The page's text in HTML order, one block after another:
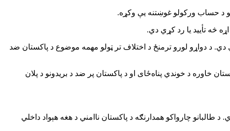
د حساب ورکولو غوښتنه یې وکړه.
څه تأیید یا رد کړي دي.
د دواړو لورو ترمنځ د اختلاف تر ټولو مهمه موضوع د پاکستان ضد
خاوره د خوندي پناه‌ځای او د پاکستان پر ضد د بریدونو د پلان
طالبانو چارواکو همدارنګه د پاکستان ناامني د هغه هېواد داخلي